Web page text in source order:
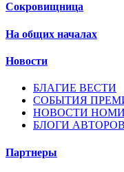
Сокровищница
На общих началах
Новости
БЛАГИЕ ВЕСТИ
СОБЫТИЯ
НОВОСТИ
БЛОГИ АВТОРОВ
Партнеры